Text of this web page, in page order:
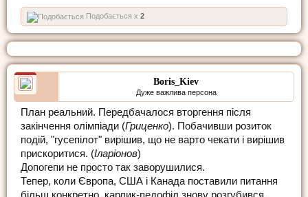
Подобається x 2
Boris_Kiev
Дуже важлива персона
План реальний. Передбачалося вторгення після
закінчення олімпіади (Гриценко). Побачивши розиток
подій, "гусепілот" вирішив, що не варто чекати і вирішив
прискоритися. (Іларіонов)
Допогепи не просто так заворушилися.
Тепер, коли Європа, США і Канада поставили питання